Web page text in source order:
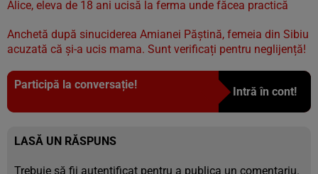
Alice, eleva de 18 ani ucisă la ferma unde făcea practică
Anchetă după sinuciderea Amianei Păştină, femeia din Sibiu
acuzată că şi-a ucis mama. Sunt verificați pentru neglijență!
Participă la conversație!
Intră în cont!
LASĂ UN RĂSPUNS
Trebuie să fii autentificat pentru a publica un comentariu.